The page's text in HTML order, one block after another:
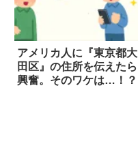
アメリカ人に『東京都大
田区』の住所を伝えたら
興奮。そのワケは…！？